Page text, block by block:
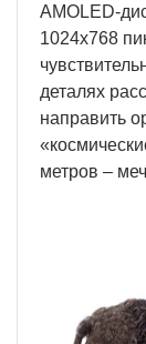
AMOLED-
1024x768
деталях
направить
метров –